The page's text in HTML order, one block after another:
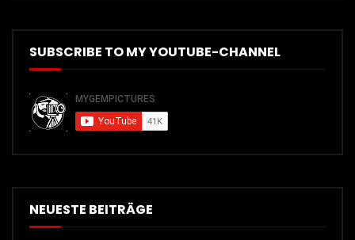
SUBSCRIBE TO MY YOUTUBE-CHANNEL
NEUESTE BEITRÄGE